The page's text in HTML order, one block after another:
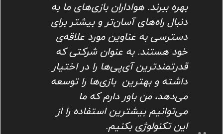
بهره ببرند. هواداران بازی‌های ما به
دنبال راه‌های آسان‌تر و بیشتر برای
دسترسی به عناوین مورد علاقه‌ی
خود هستند. به عنوان شرکتی که
قدرتمندترین آی‌پی‌ها را در اختیار
داشته و بهترین بازی‌ها را توسعه
می‌دهد، من باور دارم که ما
می‌توانیم بیشترین استفاده را از
این تکنولوژی بکنیم.